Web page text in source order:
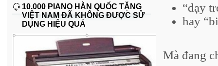
10.000 PIANO HÀN QUỐC TẶNG
VIỆT NAM ĐÃ KHÔNG ĐƯỢC SỬ
DỤNG HIỆU QUẢ
“dạy
hay
Mà đang